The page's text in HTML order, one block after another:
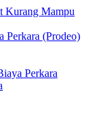
Kurang Mampu
Perkara (Prodeo)
Perkara